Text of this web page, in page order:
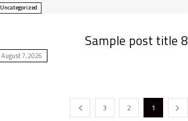
Uncategorized
Sample post title 8
August 7, 2026
1
2
3